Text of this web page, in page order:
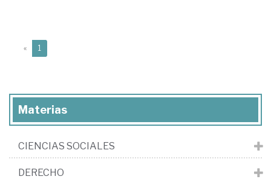
« 1
Materias
CIENCIAS SOCIALES
DERECHO